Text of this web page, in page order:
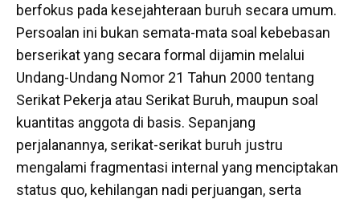
berfokus pada kesejahteraan buruh secara umum.
Persoalan ini bukan semata-mata soal kebebasan
berserikat yang secara formal dijamin melalui
Undang-Undang Nomor 21 Tahun 2000 tentang
Serikat Pekerja atau Serikat Buruh, maupun soal
kuantitas anggota di basis. Sepanjang
perjalanannya, serikat-serikat buruh justru
mengalami fragmentasi internal yang menciptakan
status quo, kehilangan nadi perjuangan, serta